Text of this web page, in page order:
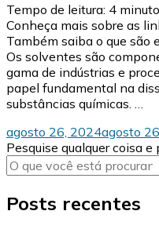
Tempo de leitura: 4
Conheça mais sobre as
Também saiba o que são
Os solventes são
gama de indústrias e
papel fundamental na
substâncias químicas. …
agosto 26, 2024agosto
Procurando
algo?
Pesquise qualquer coisa e
Posts recentes